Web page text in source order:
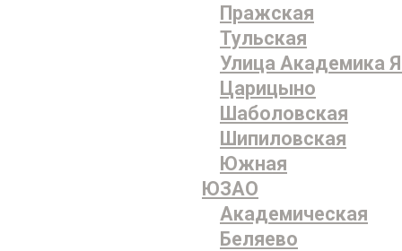
Пражская
Тульская
Улица Академика
Царицыно
Шаболовская
Шипиловская
Южная
ЮЗАО
Академическая
Беляево